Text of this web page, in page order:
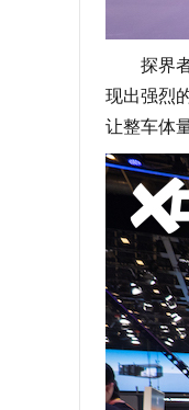
探界者
现出强烈
让整车体